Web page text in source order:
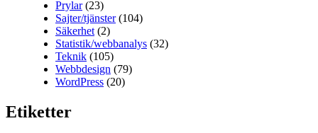
Prylar(23)
Sajter/tjänster(104)
Säkerhet (2)
Statistik/webbanalys (32)
Teknik (105)
Webbdesign (79)
WordPress (20)
Etiketter